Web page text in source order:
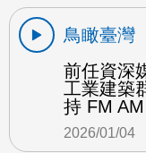
鳥瞰臺灣
前任資深
工業建築
持 FM AM
2026/01/04